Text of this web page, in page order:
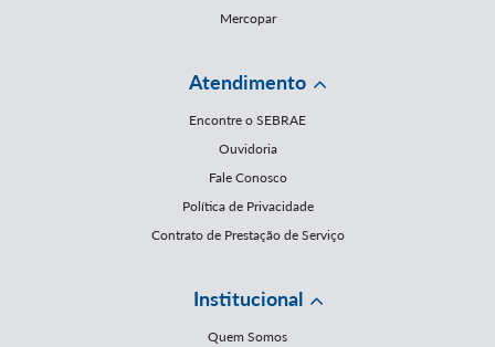
Mercopar
Atendimento
Encontre o SEBRAE
Ouvidoria
Fale Conosco
Política de Privacidade
Contrato de Prestação de Serviço
Institucional
Quem Somos